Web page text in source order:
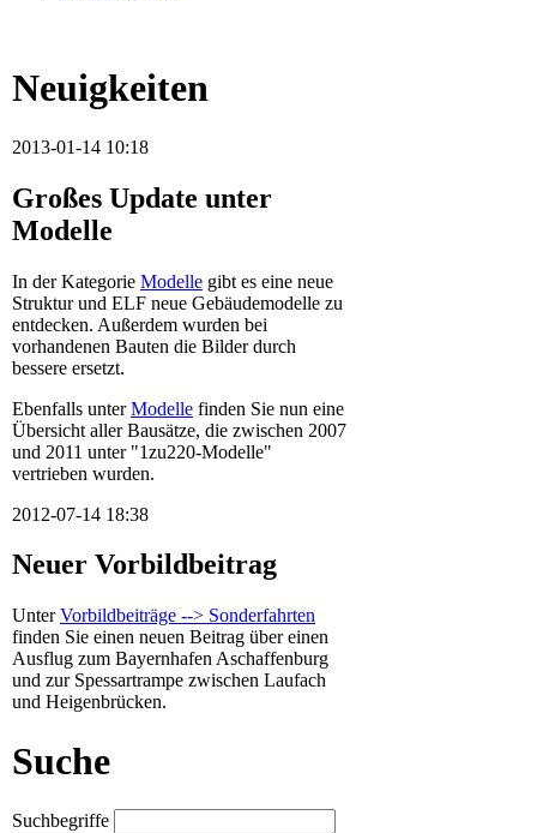
Neuigkeiten
2013-01-14 10:18
Großes Update unter
Modelle
In der Kategorie Modelle gibt es eine neue
Struktur und ELF neue Gebäudemodelle zu
entdecken. Außerdem wurden bei
vorhandenen Bauten die Bilder durch
bessere ersetzt.
Ebenfalls unterModelle finden Sie nun eine
Übersicht aller Bausätze, die zwischen 2007
und 2011 unter "1zu220-Modelle"
vertrieben wurden.
2012-07-14 18:38
Neuer Vorbildbeitrag
UnterVorbildbeiträge --> Sonderfahrten
finden Sie einen neuen Beitrag über einen
Ausflug zum Bayernhafen Aschaffenburg
und zur Spessartrampe zwischen Laufach
und Heigenbrücken.
Suche
Suchbegriffe